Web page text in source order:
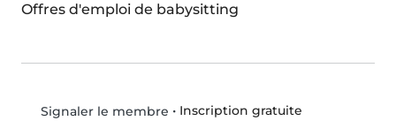
Offres d'emploi de babysitting
Signaler le membre • Inscription gratuite